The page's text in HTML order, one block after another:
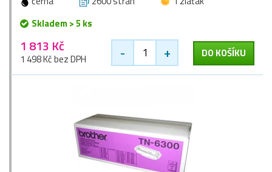
Skladem > 5 ks
1 813 Kč
1 498 Kč bez DPH - + DO KOŠÍKU